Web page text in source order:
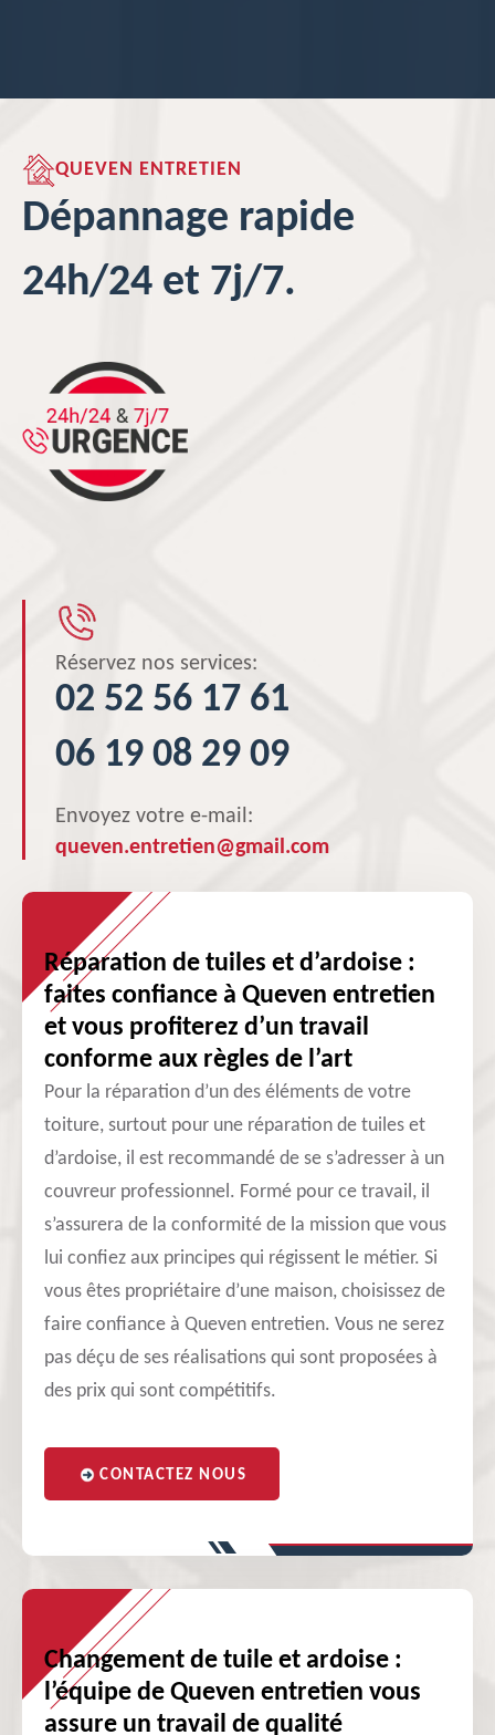
QUEVEN ENTRETIEN
Dépannage rapide
24h/24 et 7j/7.
Réservez nos services:
02 52 56 17 61
06 19 08 29 09
Envoyez votre e-mail:
queven.entretien@gmail.com
Réparation de tuiles et d’ardoise :
faites confiance à Queven entretien
et vous profiterez d’un travail
conforme aux règles de l’art
Pour la réparation d’un des éléments de votre
toiture, surtout pour une réparation de tuiles et
d’ardoise, il est recommandé de se s’adresser à un
couvreur professionnel. Formé pour ce travail, il
s’assurera de la conformité de la mission que vous
lui confiez aux principes qui régissent le métier. Si
vous êtes propriétaire d’une maison, choisissez de
faire confiance à Queven entretien. Vous ne serez
pas déçu de ses réalisations qui sont proposées à
des prix qui sont compétitifs.
CONTACTEZ NOUS
Changement de tuile et ardoise :
l’équipe de Queven entretien vous
assure un travail de qualité